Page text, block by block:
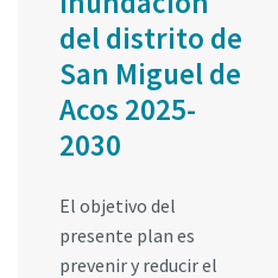
del distrito de
San Miguel de
Acos 2025-
2030
El objetivo del
presente plan es
prevenir y reducir el